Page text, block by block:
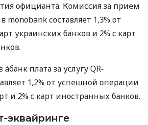
официанта. Комиссия за прием
monobank составляет 1,3% от
украинских банков и 2% с карт
плата за услугу QR-
1,2% от успешной операции
и 2% с карт иностранных банков.
эквайринге